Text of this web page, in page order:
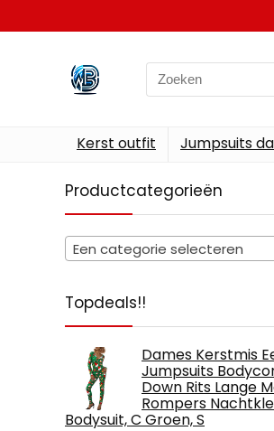
Search
for:
Kerst outfit Jumpsuits
Productcategorieën
Een categorie selecteren
Topdeals!!
Dames Kerstmis
Jumpsuits
Down Rits Lange
Rompers
Bodysuit, C Groen, S